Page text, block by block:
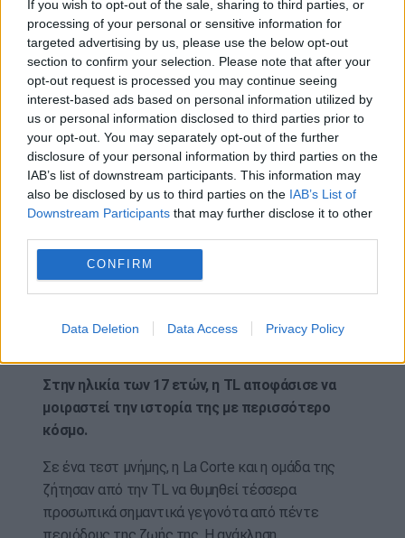
If you wish to opt-out of the sale, sharing to third parties, or
processing of your personal or sensitive information for
targeted advertising by us, please use the below opt-out
section to confirm your selection. Please note that after your
opt-out request is processed you may continue seeing
interest-based ads based on personal information utilized by
us or personal information disclosed to third parties prior to
your opt-out. You may separately opt-out of the further
disclosure of your personal information by third parties on the
IAB’s list of downstream participants. This information may
also be disclosed by us to third parties on the IAB’s List of
Downstream Participants that may further disclose it to other
CONFIRM
Data Deletion Data Access Privacy Policy
ταξιδεύει νοερά στο χρόνο για να ξαναζήσει τις
αναμνήσεις της με ζωντανές λεπτομέρειες,
συχνά από διάφορες οπτικές γωνίες, σαν να
ήταν πανταχού παρούσα στον τόπο του
συμβάντος.
Η TL αποκάλυψε αυτή την ικανότητα στους
φίλους της όταν ήταν 8 ετών. Μη μπορώντας να
φανταστούν για τι πράγμα μιλούσε, την
κατηγόρησαν ότι έλεγε ψέματα.
«Συνειδητοποίησε ότι το μυαλό της λειτουργούσε
με έναν ασυνήθιστο τρόπο και, φοβούμενη μήπως
μόλις στην ηλικία των 16 ετών»
, γράφουν η Λα
Στην ηλικία των 17 ετών, η TL αποφάσισε να
μοιραστεί την ιστορία της με περισσότερο
κόσμο.
Σε ένα τεστ μνήμης, η La Corte και η ομάδα της
ζήτησαν από την TL να θυμηθεί τέσσερα
προσωπικά σημαντικά γεγονότα από πέντε